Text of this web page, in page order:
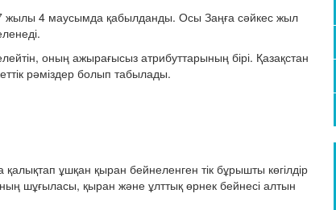
жылы 4 маусымда қабылданды. Осы Заңға сәйкес жыл
оның ажырағысыз атрибуттарының бірі. Қазақстан
рәміздер болып табылады.
ұшқан қыран бейнеленген тік бұрышты көгілдір
шұғыласы, қыран және ұлттық өрнек бейнесі алтын